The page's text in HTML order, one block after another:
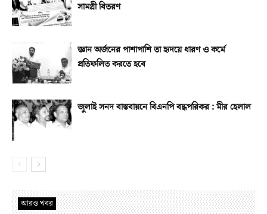
সামগ্রী বিতরণ
জ্ঞান অর্জনের পাশাপাশি তা হৃদয়ে ধারণ ও কর্মে
প্রতিফলিত করতে হবে
জুলাই সনদ বাস্তবায়নে বিএনপি বদ্ধপরিকর : মীর হেলাল
আরও খবর